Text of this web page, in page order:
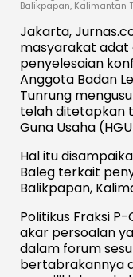
Balikpapan, Kalimantan
Jakarta,
masyarakat adat
penyelesaian
Anggota Badan
Tunrung
telah ditetapkan
Guna Usaha
Hal itu
Baleg terkait
Balikpapan,
Politikus Fraksi
akar persoalan
dalam forum
bertabrakannya